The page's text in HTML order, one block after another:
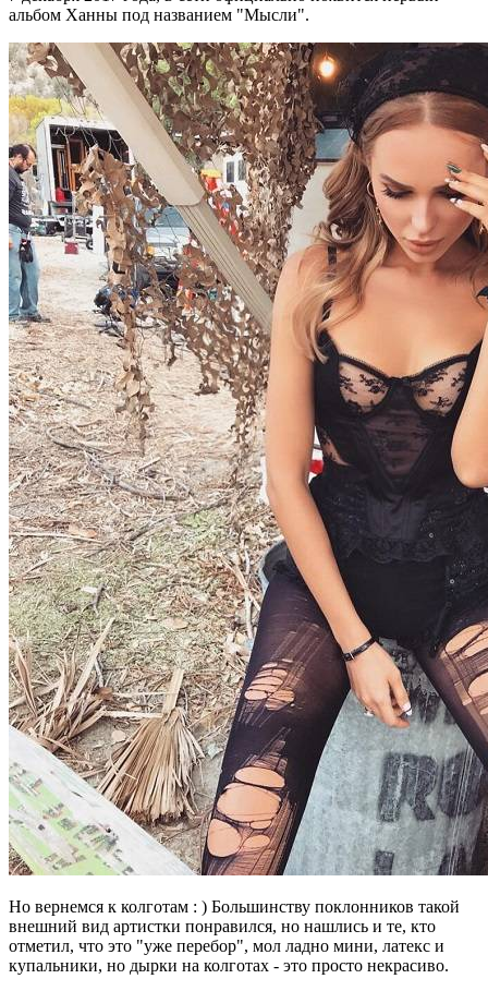
альбом Ханны под названием "Мысли".
Но вернемся к колготам : ) Большинству поклонников такой
внешний вид артистки понравился, но нашлись и те, кто
отметил, что это "уже перебор", мол ладно мини, латекс и
купальники, но дырки на колготах - это просто некрасиво.